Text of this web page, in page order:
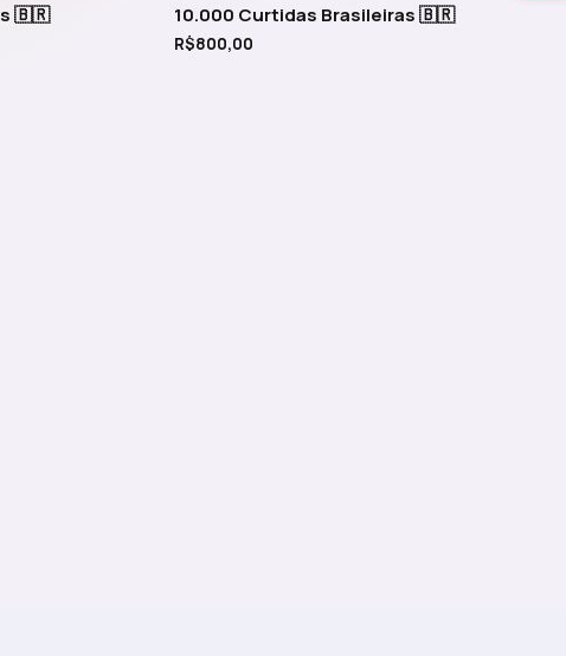
🇧🇷 10.000 Curtidas Brasileiras 🇧🇷
R$800,00